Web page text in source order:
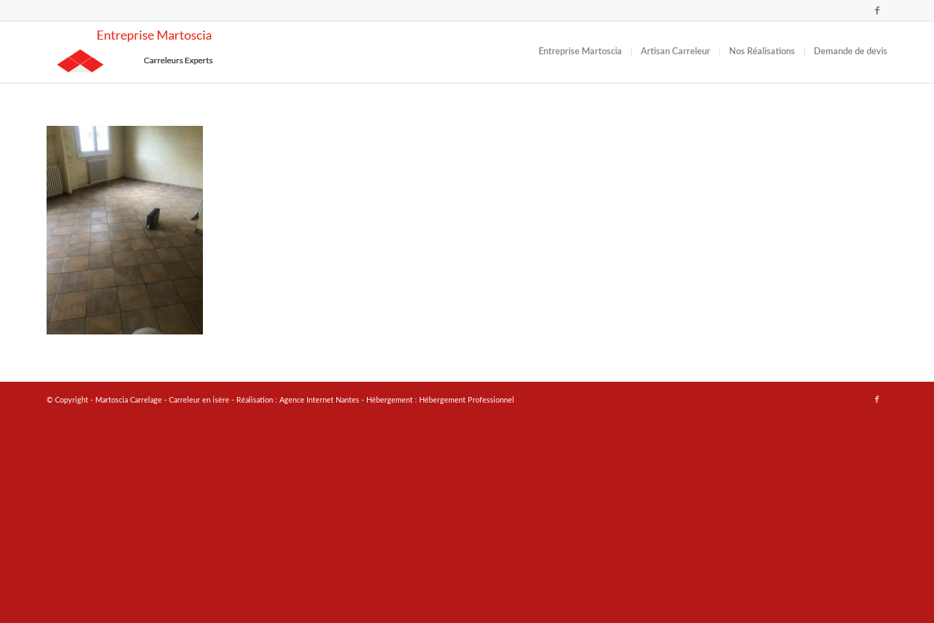
Entreprise Martoscia Artisan Carreleur Nos Réalisations Demande de devis
© Copyright - Martoscia Carrelage - Carreleur en isère - Réalisation : Agence Internet Nantes - Hébergement : Hébergement Professionnel